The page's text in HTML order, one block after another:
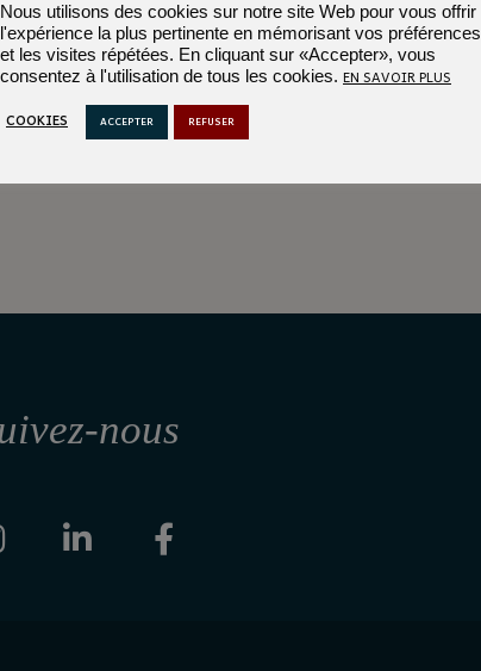
du mois
AVRIL 2026
tarnaiseLa Cartablière, maroquinerie responsable,
nous
Nous utilisons des cookies sur notre site Web pour vous offrir
l'expérience la plus pertinente en mémorisant vos préférences
et les visites répétées. En cliquant sur «Accepter», vous
consentez à l'utilisation de tous les cookies. EN SAVOIR PLUS
COOKIES
ACCEPTER REFUSER